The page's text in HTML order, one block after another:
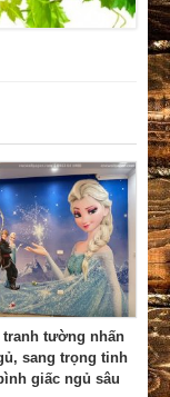
tường nhấn
sang trọng tinh
giấc ngủ sâu